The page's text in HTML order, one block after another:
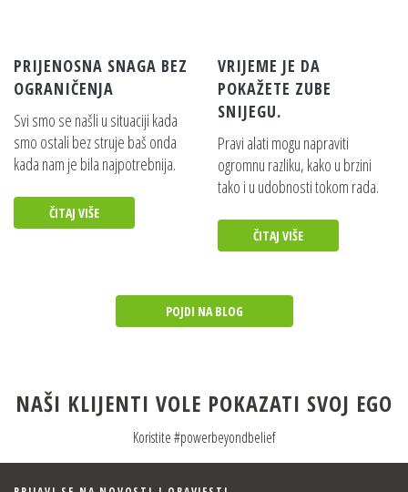
VIŠENAMJENSKE SINTETIČKE RADNE
RUKAVICE (XL)
Pojedinosti
PROZIRNE ZAŠTITNE NAOČALE
PRIJENOSNA SNAGA BEZ
OGRANIČENJA
Svi smo se našli u situaciji kada
smo ostali bez struje baš onda
kada nam je bila najpotrebnija.
ČITAJ VIŠE
VRIJEME JE DA
POKAŽETE ZUBE
SNIJEGU.
Pravi alati mogu napraviti
ogromnu razliku, kako u brzini
tako i u udobnosti tokom rada.
ČITAJ VIŠE
POJDI NA BLOG
NAŠI KLIJENTI VOLE POKAZATI SVOJ EGO
Koristite #powerbeyondbelief